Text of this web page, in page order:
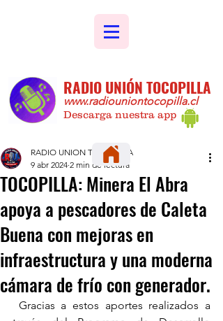
RADIO UNIÓN TOCOPILLA
www.radiouniontocopilla.cl
Descarga nuestra app
TOCOPILLA: Minera El Abra
apoya a pescadores de Caleta
Buena con mejoras en
infraestructura y una moderna
cámara de frío con generador.
RADIO UNION TOCOPILLA
9 abr 2024 2 min de lectura